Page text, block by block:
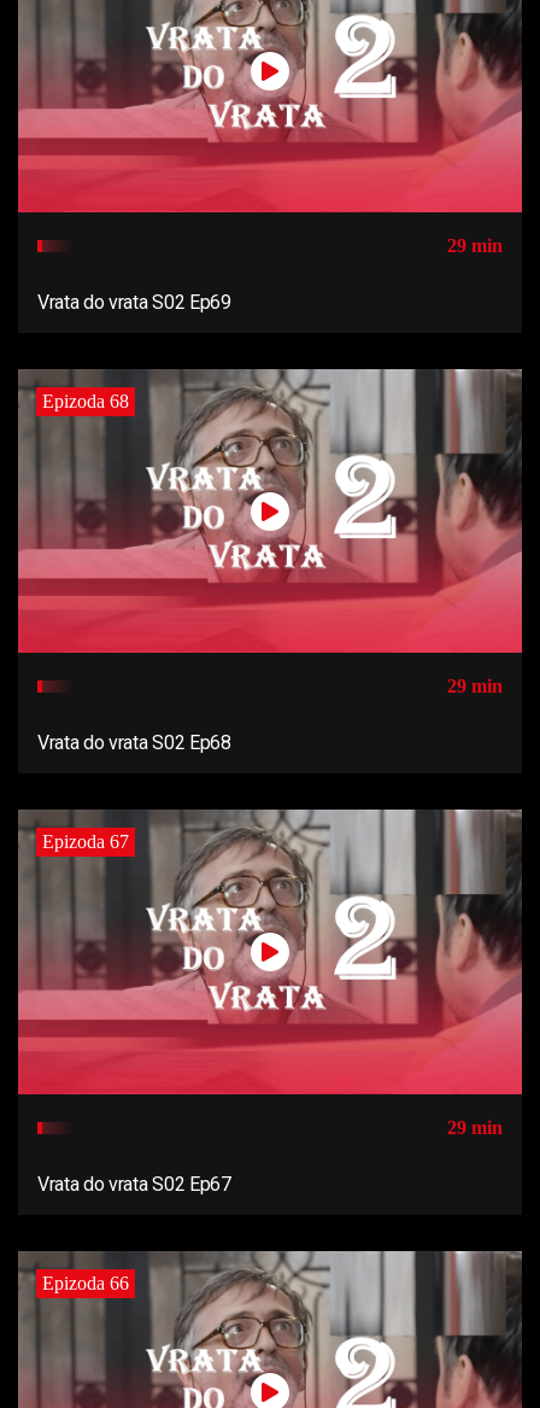
29 min
Vrata do vrata S02 Ep69
Epizoda 68
29 min
Vrata do vrata S02 Ep68
Epizoda 67
29 min
Vrata do vrata S02 Ep67
Epizoda 66